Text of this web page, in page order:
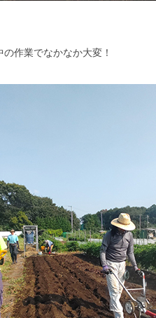
作業でなかなか大変！